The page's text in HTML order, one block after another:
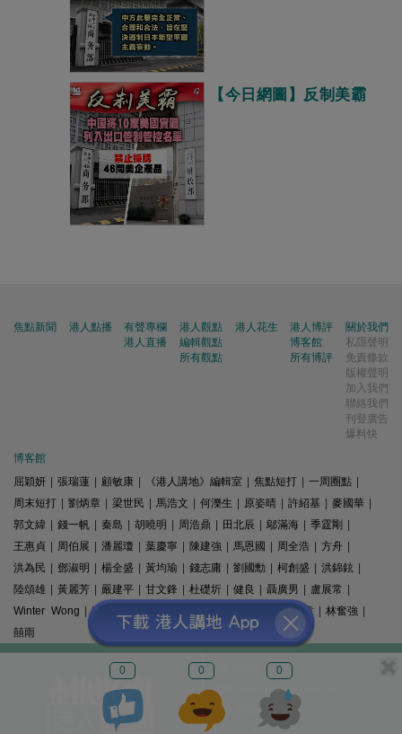
0 0 0
【今日網圖】反制美霸
焦點新聞 港人點播
有聲專欄
港人直播
港人觀點
編輯觀點
所有觀點
港人花生
港人博評
博客館
所有博評
關於我們
私隱聲明
免責條款
版權聲明
加入我們
聯絡我們
刊登廣告
爆料快
博客館
屈穎妍
張瑞蓮 顧敏康 《港人講地》編輯室 焦點短打 一周圈點
周末短打
劉炳章 梁世民 馬浩文 何濼生 原姿晴 許紹基 麥國華
郭文緯
錢一帆 秦島 胡曉明 周浩鼎 田北辰 鄔滿海 季霆剛
王惠貞
周伯展 潘麗瓊 葉慶寧 陳建強 馬恩國 周全浩 方舟
洪為民
鄧淑明 楊全盛 黃均瑜 錢志庸 劉國勳 柯創盛 洪錦鉉
陸頌雄
黃麗芳 嚴建平 甘文鋒 杜礎圻 健良 聶廣男 盧展常
Winter Wong
K2 梁文新 羅崑 姚銘 精選文章 林奮強
囍雨
© 港人講地
電郵: speakout@speakout.hk
傳真: 85228041301
All rights reserved.